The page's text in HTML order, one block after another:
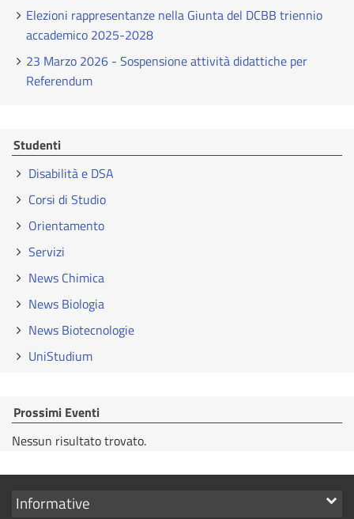
Elezioni rappresentanze nella Giunta del DCBB triennio
accademico 2025-2028
23 Marzo 2026 - Sospensione attività didattiche per
Referendum
Studenti
Disabilità e DSA
Corsi di Studio
Orientamento
Servizi
News Chimica
News Biologia
News Biotecnologie
UniStudium
Prossimi Eventi
Nessun risultato trovato.
Mostra
Informative